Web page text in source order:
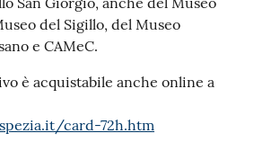
del Sigillo, del Museo
e CAMeC.
è acquistabile anche online a
card-72h.htm